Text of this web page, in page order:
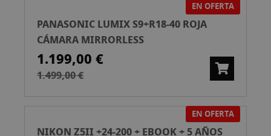
EN OFERTA
PANASONIC LUMIX S9+R18-40 ROJA
CÁMARA MIRRORLESS
1.199,00 €
1.499,00 €
EN OFERTA
NIKON Z5II +24-200 + EBOOK + 5 AÑOS